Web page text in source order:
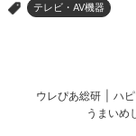
> テレビ・AV機器
ウレぴあ総研 ハ
うまいめ